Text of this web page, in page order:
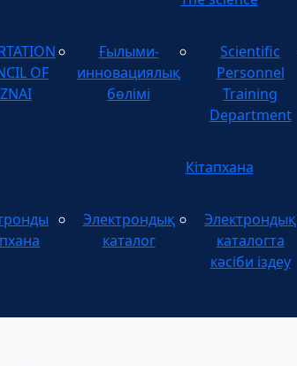
OF
Ғылыми-
инновациялық
бөлімі
Scientific
Personnel
Training
Department
Кітапхана
Электрондық
каталог
Электрондық
каталогта
кәсіби іздеу